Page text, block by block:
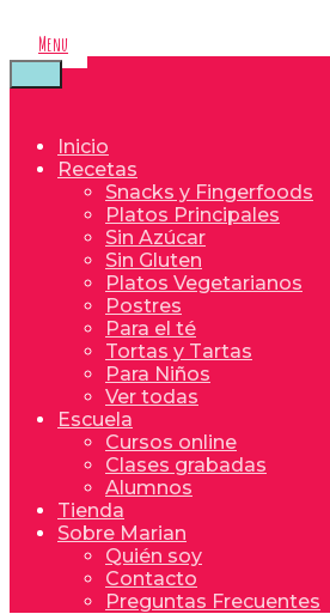
contenido
Menu
Inicio
Recetas
Snacks y Fingerfoods
Platos Principales
Sin Azúcar
Sin Gluten
Platos Vegetarianos
Postres
Para el té
Tortas y Tartas
Para Niños
Ver todas
Escuela
Cursos online
Clases grabadas
Alumnos
Tienda
Sobre Marian
Quién soy
Contacto
Preguntas Frecuentes